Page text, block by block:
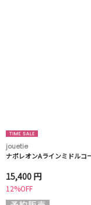
jouetie
ナポレオンAラインミドルコ
15,400 円
12%OFF